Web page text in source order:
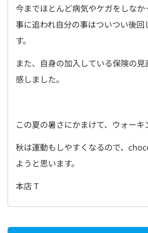
今までほとんど病気やケガをしなか
事に追われ自分の事はついつい後回
す。
また、自身の加入している保険の
感しました。
この夏の暑さにかまけて、ウォーキ
秋は運動もしやすくなるので、
ようと思います。
本店 T